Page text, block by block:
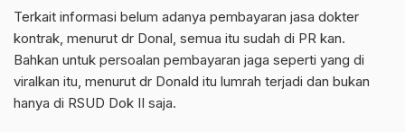
Terkait informasi belum adanya pembayaran jasa dokter
kontrak, menurut dr Donal, semua itu sudah di PR kan.
Bahkan untuk persoalan pembayaran jaga seperti yang di
viralkan itu, menurut dr Donald itu lumrah terjadi dan bukan
hanya di RSUD Dok II saja.